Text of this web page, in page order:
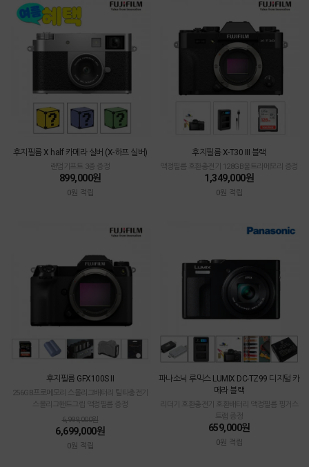
후지필름 X half 카메라 실버 (X-하프 실버)
랜덤기프트 3종 증정
899,000원
0원 적립
후지필름 X-T30 III 블랙
액정필름 호환충전기 128GB울트라메모리 증정
1,349,000원
0원 적립
후지필름 GFX100S II
256GB프로메모리 스몰리그배터리 틸타충전기
스몰리그핸드그립 액정필름 증정
6,999,000원
6,699,000원
0원 적립
파나소닉 루믹스 LUMIX DC-TZ99 디지털 카
메라 블랙
리더기 호환충전기 호환배터리 액정필름 핑거스
트랩 증정
659,000원
0원 적립